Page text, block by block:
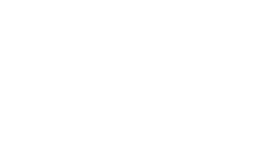
Den er kendt
Her kan I nyde
I kan slappe af og
gård og
På trods af, at
udsigt over